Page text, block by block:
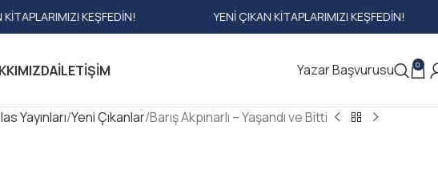
KEŞFEDIN! YENI ÇIKAN KITAPLARIMIZI KEŞFEDIN!
İLETIŞIM Yazar Başvurusu 0
Yayınları Yeni Çıkanlar Barış Akpınarlı – Yaşandı ve Bitti